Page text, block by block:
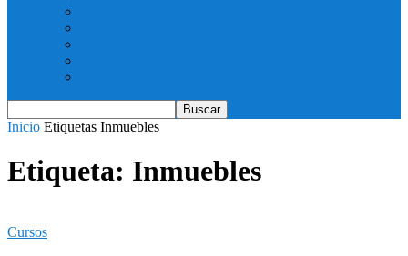
Inicio Etiquetas Inmuebles
Etiqueta: Inmuebles
Cursos